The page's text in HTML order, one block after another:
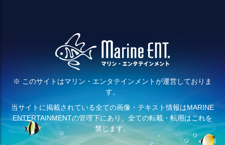
※ このサイトはマリン・エンタテインメントが運営しておりま
す。
当サイトに掲載されている全ての画像・テキスト情報はMARINE
ENTERTAINMENTの管理下にあり、全ての転載・転用はこれを
禁じます。